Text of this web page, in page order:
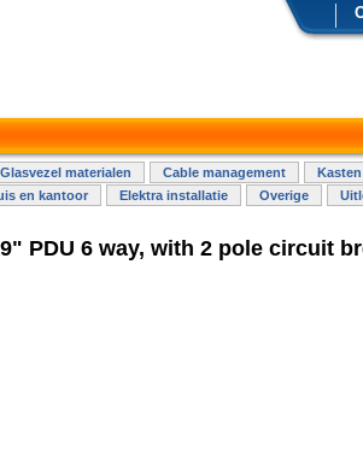
Glasvezel materialen Cable management
en kantoor Elektra installatie Overige
PDU 6 way, with 2 pole circuit